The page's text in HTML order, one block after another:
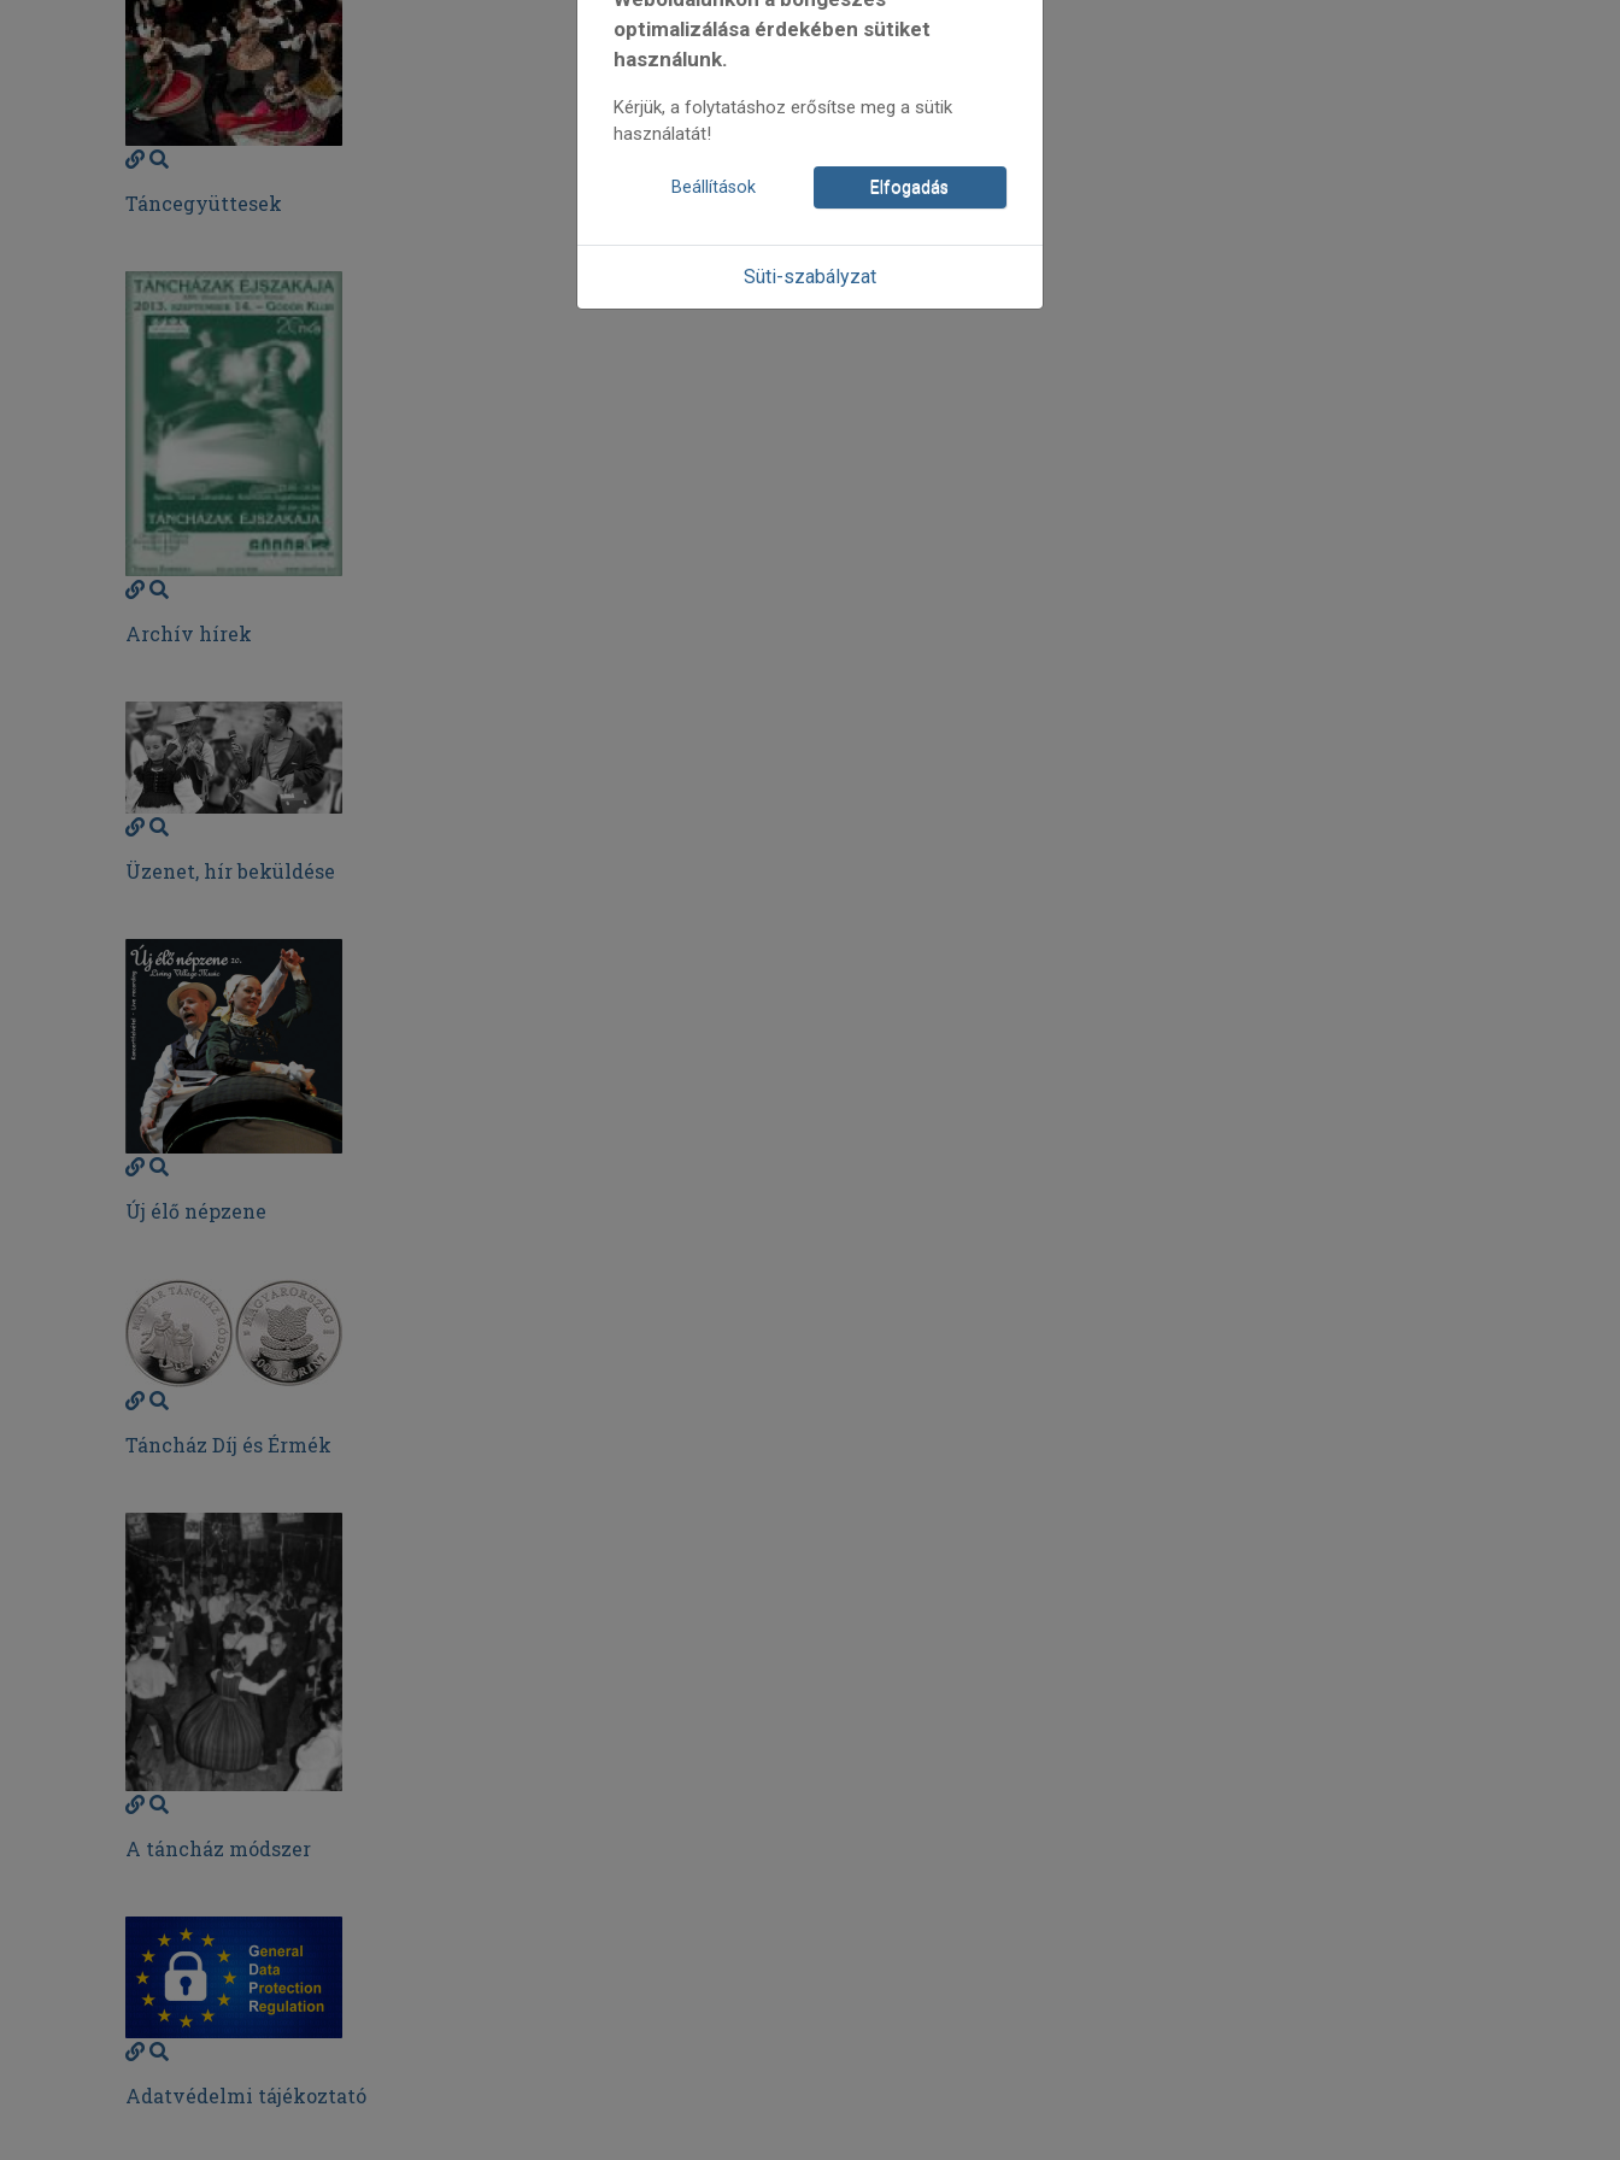
optimalizálása érdekében sütiket
használunk.
Kérjük, a folytatáshoz erősítse meg a sütik
használatát!
Beállítások Elfogadás
Süti-szabályzat
Táncegyüttesek
Archív hírek
Üzenet, hír beküldése
Új élő népzene
Táncház Díj és Érmék
A táncház módszer
Adatvédelmi tájékoztató